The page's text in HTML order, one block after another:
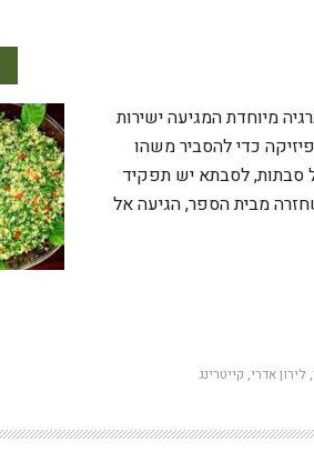
מיוחדת המגיעה ישירות
כדי להסביר משהו
סבתות, לסבתא יש תפקיד
מבית הספר, הגיעה אל
, לירון אדרי, קייטרינג